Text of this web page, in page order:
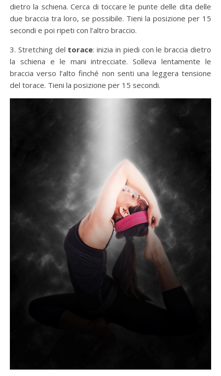
dietro la schiena. Cerca di toccare le punte delle dita delle
due braccia tra loro, se possibile. Tieni la posizione per 15
secondi e poi ripeti con l’altro braccio.
3. Stretching del torace: inizia in piedi con le braccia dietro
la schiena e le mani intrecciate. Solleva lentamente le
braccia verso l’alto finché non senti una leggera tensione
del torace. Tieni la posizione per 15 secondi.